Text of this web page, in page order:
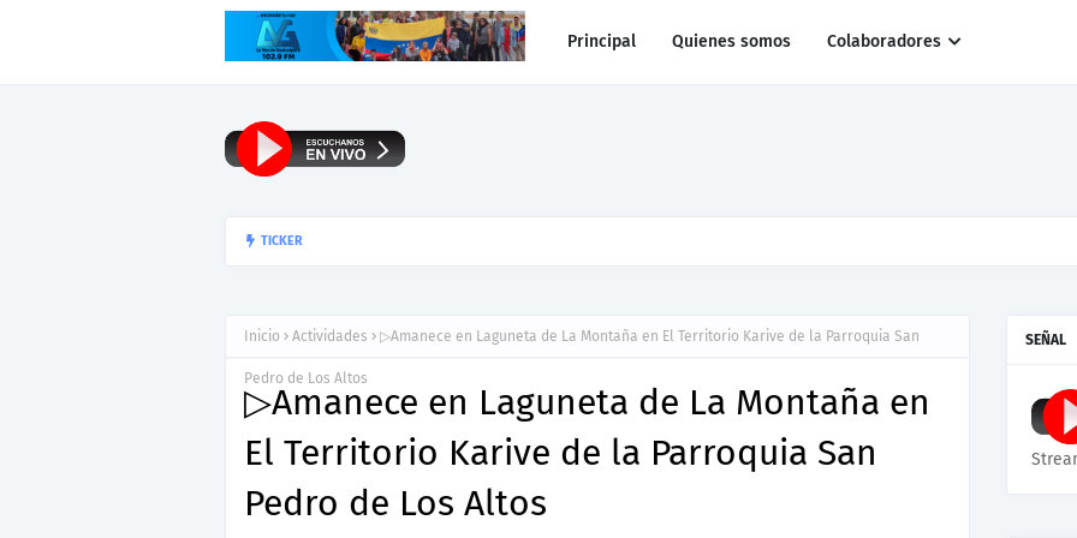
Principal Quienes somos Colaboradores
TICKER
Inicio Actividades ▷Amanece en Laguneta de La Montaña en El Territorio Karive de la Parroquia San
Pedro de Los Altos
▷Amanece en Laguneta de La Montaña en
El Territorio Karive de la Parroquia San
Pedro de Los Altos
SEÑAL